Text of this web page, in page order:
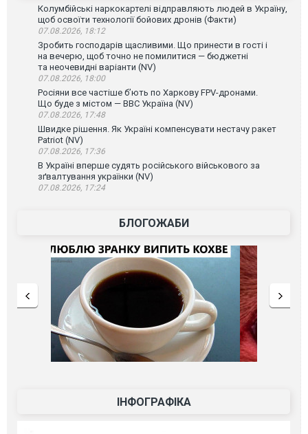
Колумбійські наркокартелі відправляють людей в Україну,
щоб освоїти технології бойових дронів (Факти)
07.08.2026, 18:12
Зробить господарів щасливими. Що принести в гості і
на вечерю, щоб точно не помилитися — бюджетні
та неочевидні варіанти (NV)
07.08.2026, 18:00
Росіяни все частіше бʼють по Харкову FPV-дронами.
Що буде з містом — ВВС Україна (NV)
07.08.2026, 17:48
Швидке рішення. Як Україні компенсувати нестачу ракет
Patriot (NV)
07.08.2026, 17:36
В Україні вперше судять російського військового за
зґвалтування українки (NV)
07.08.2026, 17:24
БЛОГОЖАБИ
ІНФОГРАФІКА